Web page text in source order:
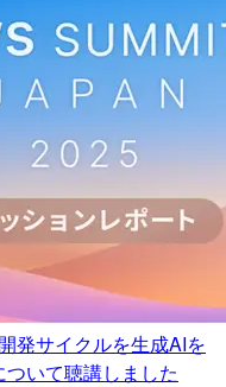
発サイクルを生成AIを
いて聴講しました